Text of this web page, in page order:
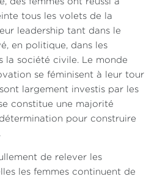
des femmes ont réussi à
tous les volets de la
leadership tant dans le
en politique, dans les
la société civile. Le monde
se féminisent à leur tour
largement investis par les
constitue une majorité
pour construire
de relever les
les femmes continuent de